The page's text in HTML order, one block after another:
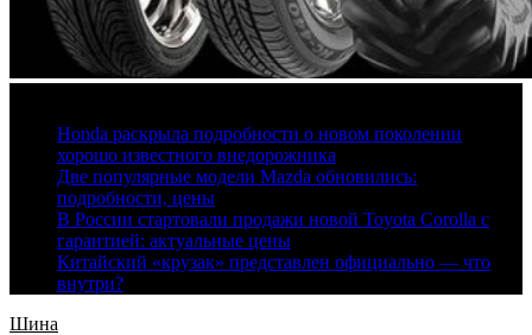
Honda раскрыла подробности о новом поколении
хорошо известного внедорожника
Две популярные модели Mazda обновились:
подробности, цены
В России стартовали продажи новой Toyota Corolla с
гарантией: актуальные цены
Китайский «крузак» представлен официально — что
внутри?
Шина